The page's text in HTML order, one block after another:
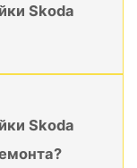
Skoda
Skoda